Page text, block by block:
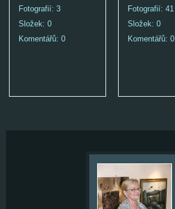
Fotografií: 3
Složek: 0
Komentářů: 0
Fotografií: 41
Složek: 0
Komentářů: 0